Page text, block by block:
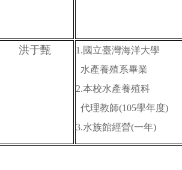
洪于甄 1.國立臺灣海洋大學
水產養殖系畢業
2.本校水產養殖科
代理教師(105學年度)
3.水族館經營(一年)